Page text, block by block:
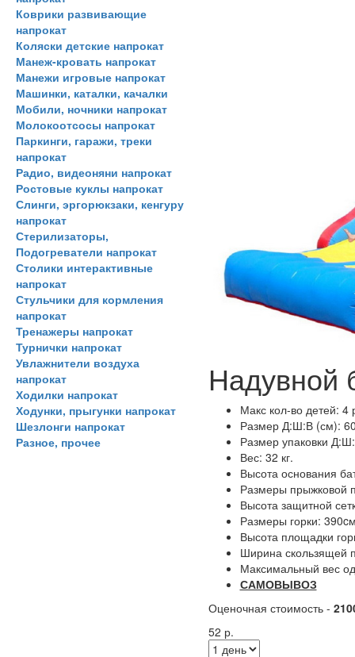
Коврики развивающие
напрокат
Коляски детские напрокат
Манеж-кровать напрокат
Манежи игровые напрокат
Машинки, каталки, качалки
Мобили, ночники напрокат
Молокоотсосы напрокат
Паркинги, гаражи, треки
напрокат
Радио, видеоняни напрокат
Ростовые куклы напрокат
Слинги, эргорюкзаки, кенгуру
напрокат
Стерилизаторы,
Подогреватели напрокат
Столики интерактивные
напрокат
Стульчики для кормления
напрокат
Тренажеры напрокат
Турнички напрокат
Увлажнители воздуха
напрокат
Ходилки напрокат
Ходунки, прыгунки напрокат
Шезлонги напрокат
Разное, прочее
Надувной
Макс кол-во детей: 4
Размер Д:Ш:В (см):
Размер упаковки
Вес: 32 кг.
Высота основания
Размеры прыжковой
Высота защитной
Размеры горки:
Высота площадки
Ширина скользящей
Максимальный вес
САМОВЫВОЗ
Оценочная стоимость -
52 р.